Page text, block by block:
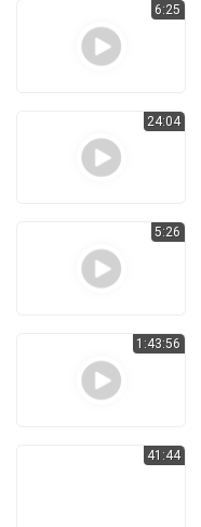
6:25
24:04
5:26
1:43:56
41:44